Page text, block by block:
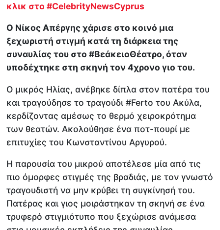
κλικ στο #CelebrityNewsCyprus
Ο Νίκος Απέργης χάρισε στο κοινό μια
ξεχωριστή στιγμή κατά τη διάρκεια της
συναυλίας του στο #ΒεάκειοΘέατρο, όταν
υποδέχτηκε στη σκηνή τον 4χρονο γιο του.
Ο μικρός Ηλίας, ανέβηκε δίπλα στον πατέρα του
και τραγούδησε το τραγούδι #Ferto του Ακύλα,
κερδίζοντας αμέσως το θερμό χειροκρότημα
των θεατών. Ακολούθησε ένα ποτ-πουρί με
επιτυχίες του Κωνσταντίνου Αργυρού.
Η παρουσία του μικρού αποτέλεσε μία από τις
πιο όμορφες στιγμές της βραδιάς, με τον γνωστό
τραγουδιστή να μην κρύβει τη συγκίνησή του.
Πατέρας και γιος μοιράστηκαν τη σκηνή σε ένα
τρυφερό στιγμιότυπο που ξεχώρισε ανάμεσα